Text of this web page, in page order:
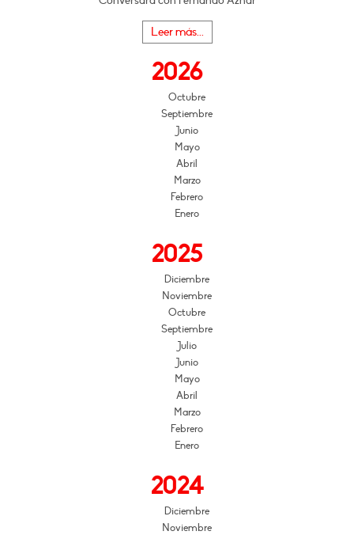
Leer más...
2026
Octubre
Septiembre
Junio
Mayo
Abril
Marzo
Febrero
Enero
2025
Diciembre
Noviembre
Octubre
Septiembre
Julio
Junio
Mayo
Abril
Marzo
Febrero
Enero
2024
Diciembre
Noviembre